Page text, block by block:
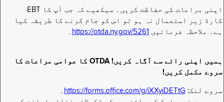
اپنی مراعات کی حفاظت کریں۔ سیکھیے کہ جب آپ کا EBT
کارڈ زیر استعمال نہ ہو تو اس کو جام کرنے کا طریقہ کیا
ہے۔ ملاحظہ فرمائیں https://otda.ny.gov/5261 ۔
ہمیں اپنی رائے سے آگاہ کریں! OTDA کا عوامی مراعات کا
سروے مکمل کریں!
سروے لنک: https://forms.office.com/g/iXXyiDETtG ۔